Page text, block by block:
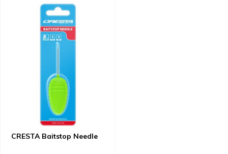
CRESTA Baitstop Needle